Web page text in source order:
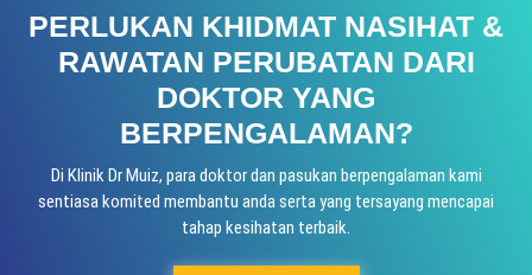
PERLUKAN KHIDMAT NASIHAT &
RAWATAN PERUBATAN DARI
DOKTOR YANG
BERPENGALAMAN?
Di Klinik Dr Muiz, para doktor dan pasukan berpengalaman kami
sentiasa komited membantu anda serta yang tersayang mencapai
tahap kesihatan terbaik.